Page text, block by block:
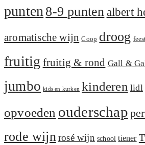
punten8-9 puntenalbert
aromatische wijn Coop droog
fruitig fruitig & rond Gall &
jumbo kids en kurken kinderen lidl
opvoeden ouderschap
rode wijn rosé wijn school tiener